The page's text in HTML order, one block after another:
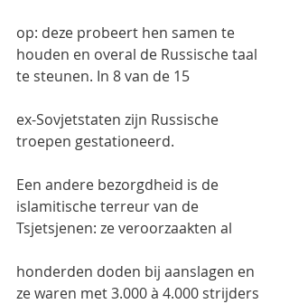
op: deze probeert hen samen te
houden en overal de Russische taal
te steunen. In 8 van de 15
ex-Sovjetstaten zijn Russische
troepen gestationeerd.
Een andere bezorgdheid is de
islamitische terreur van de
Tsjetsjenen: ze veroorzaakten al
honderden doden bij aanslagen en
ze waren met 3.000 à 4.000 strijders